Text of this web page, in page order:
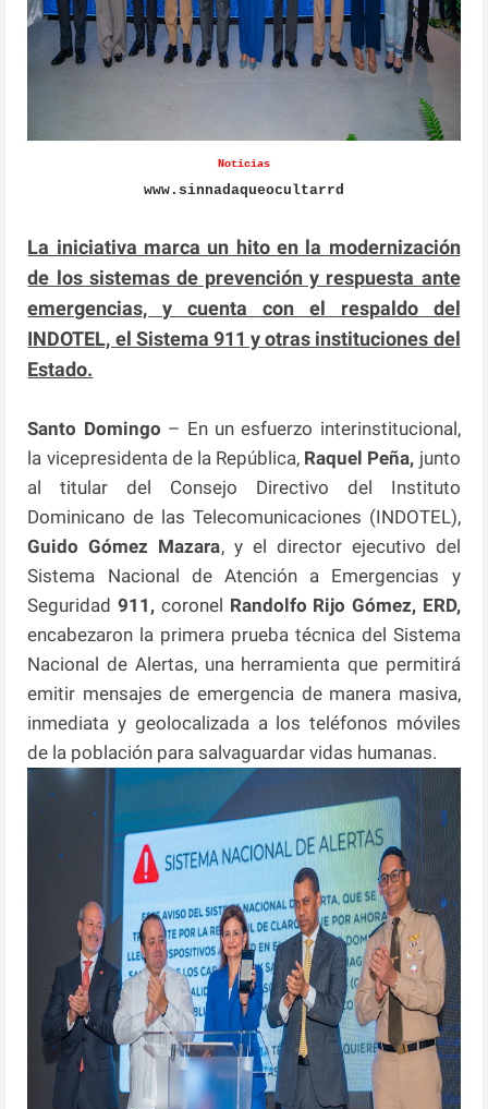
Noticias
www.sinnadaqueocultarrd
La iniciativa marca un hito en la modernización
de los sistemas de prevención y respuesta ante
emergencias, y cuenta con el respaldo del
INDOTEL, el Sistema 911 y otras instituciones del
Estado.
Santo Domingo – En un esfuerzo interinstitucional,
la vicepresidenta de la República, Raquel Peña, junto
al titular del Consejo Directivo del Instituto
Dominicano de las Telecomunicaciones (INDOTEL),
Guido Gómez Mazara, y el director ejecutivo del
Sistema Nacional de Atención a Emergencias y
Seguridad 911, coronel Randolfo Rijo Gómez, ERD,
encabezaron la primera prueba técnica del Sistema
Nacional de Alertas, una herramienta que permitirá
emitir mensajes de emergencia de manera masiva,
inmediata y geolocalizada a los teléfonos móviles
de la población para salvaguardar vidas humanas.